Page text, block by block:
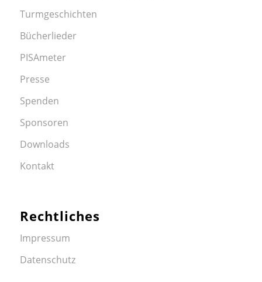
Turmgeschichten
Bücherlieder
PISAmeter
Presse
Spenden
Sponsoren
Downloads
Kontakt
Rechtliches
Impressum
Datenschutz